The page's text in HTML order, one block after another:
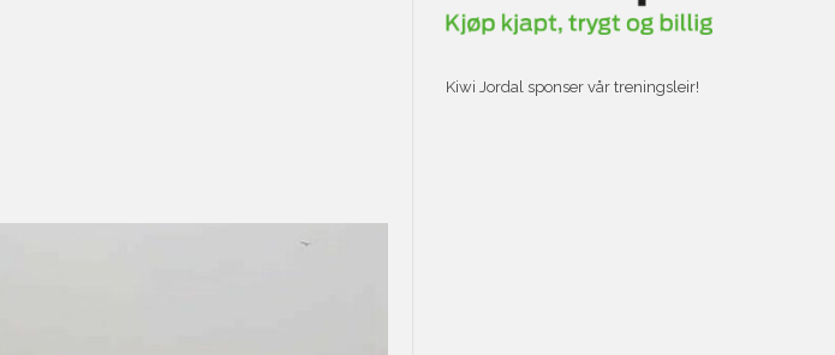
Kiwi Jordal sponser vår treningsleir!